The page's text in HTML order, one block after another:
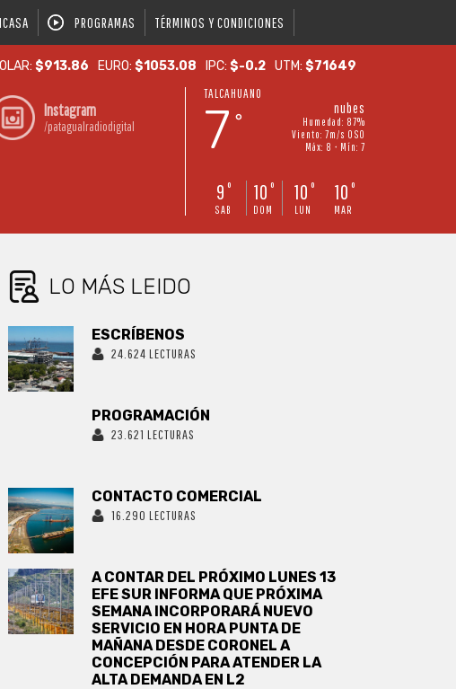
PROGRAMAS TÉRMINOS Y CONDICIONES
$913.86 EURO:$1053.08 IPC:$-0.2 UTM:$71649
Instagram
/patagualradiodigital
TALCAHUANO
7 °
nubes
Humedad: 87%
Viento: 7m/s OSO
Máx: 8 • Mín: 7
9 °
SAB
10 °
DOM
10 °
LUN
10 °
MAR
LO MÁS LEIDO
ESCRÍBENOS
24.624 LECTURAS
PROGRAMACIÓN
23.621 LECTURAS
CONTACTO COMERCIAL
16.290 LECTURAS
A CONTAR DEL PRÓXIMO LUNES 13
EFE SUR INFORMA QUE PRÓXIMA
SEMANA INCORPORARÁ NUEVO
SERVICIO EN HORA PUNTA DE
MAÑANA DESDE CORONEL A
CONCEPCIÓN PARA ATENDER LA
ALTA DEMANDA EN L2